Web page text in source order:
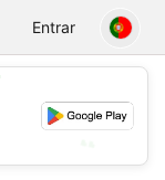
Entrar
💕